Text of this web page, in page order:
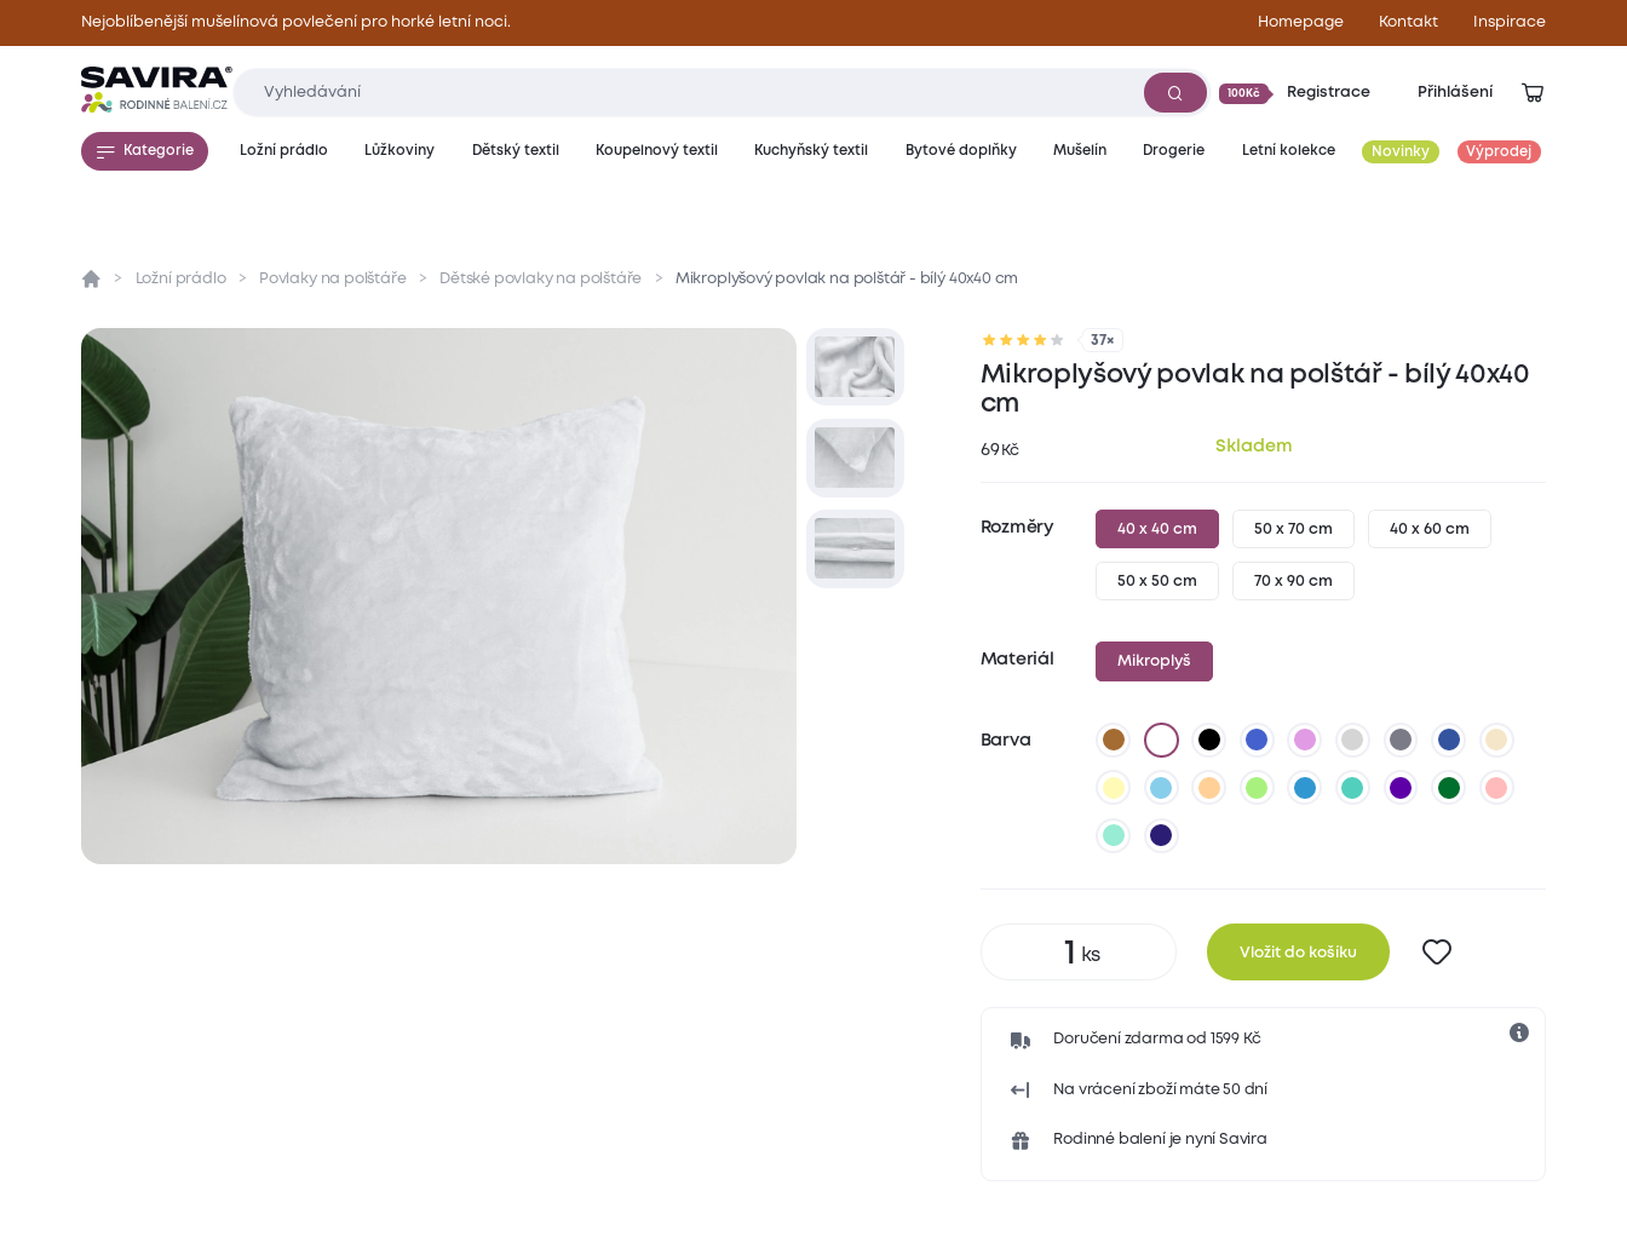
Nejoblíbenější mušelínová povlečení pro horké letní noci. Homepage Kontakt Inspirace
100Kč Registrace Přihlášení
Kategorie Ložní prádlo Lůžkoviny Dětský textil Koupelnový textil Kuchyňský textil Bytové doplňky Mušelín Drogerie Letní kolekce Novinky Výprodej
Přehled Parametry Popis produktu Materiál a péče Hodnocení
Ložní prádlo Povlaky na polštáře Dětské povlaky na polštáře Mikroplyšový povlak na polštář - bílý 40x40 cm
37×
Mikroplyšový povlak na polštář - bílý 40x40
cm
69 Kč Skladem
Rozměry 40 x 40 cm 50 x 70 cm 40 x 60 cm
50 x 50 cm 70 x 90 cm
Materiál Mikroplyš
Barva
Vložit do košíku
Doručení zdarma od 1599 Kč
Na vrácení zboží máte 50 dní
Rodinné balení je nyní Savira